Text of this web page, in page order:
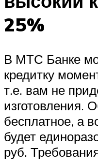
25%
В МТС Банке
кредитку
т.е. вам не
изготовления.
бесплатное, а
будет
руб.